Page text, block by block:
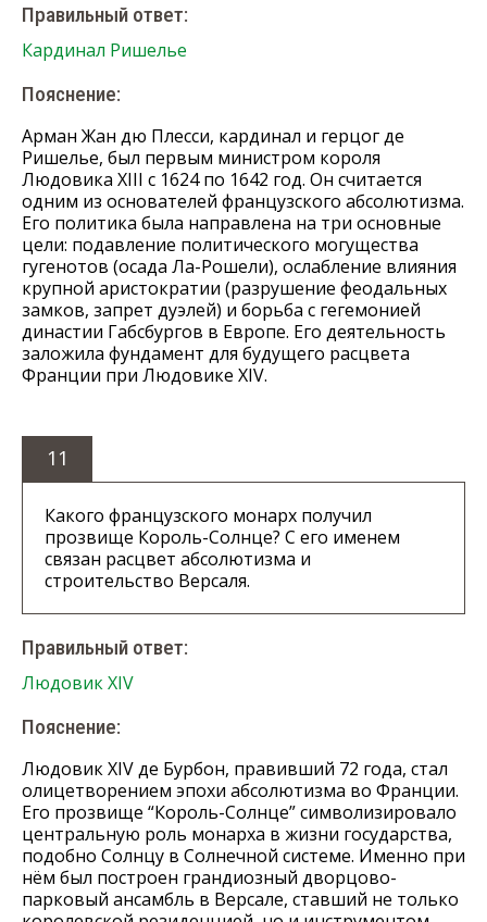
Правильный ответ:
Кардинал Ришелье
Пояснение:
Арман Жан дю Плесси, кардинал и герцог де
Ришелье, был первым министром короля
Людовика XIII с 1624 по 1642 год. Он считается
одним из основателей французского абсолютизма.
Его политика была направлена на три основные
цели: подавление политического могущества
гугенотов (осада Ла-Рошели), ослабление влияния
крупной аристократии (разрушение феодальных
замков, запрет дуэлей) и борьба с гегемонией
династии Габсбургов в Европе. Его деятельность
заложила фундамент для будущего расцвета
Франции при Людовике XIV.
11
Какого французского монарх получил
прозвище Король-Солнце? С его именем
связан расцвет абсолютизма и
строительство Версаля.
Правильный ответ:
Людовик XIV
Пояснение:
Людовик XIV де Бурбон, правивший 72 года, стал
олицетворением эпохи абсолютизма во Франции.
Его прозвище “Король-Солнце” символизировало
центральную роль монарха в жизни государства,
подобно Солнцу в Солнечной системе. Именно при
нём был построен грандиозный дворцово-
парковый ансамбль в Версале, ставший не только